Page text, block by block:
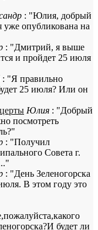
: "Юлия, добрый
опубликована на
: "Дмитрий, я выше
и пройдет 25 июля
: "Я правильно
25 июля? Или он
Юлия : "Добрый
посмотреть
: "Получил
Совета г.
: "День Зеленогорска
В этом году это
будет ли